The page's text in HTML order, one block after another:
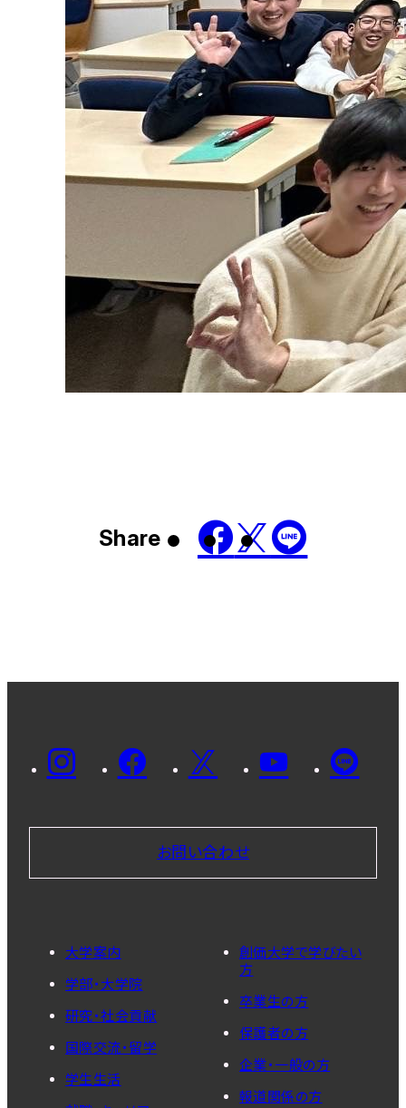
Share
お問い合わせ
大学案内
学部・大学院
研究・社会貢献
国際交流・留学
学生生活
創価大学で学びたい
方
卒業生の方
保護者の方
企業・一般の方
報道関係の方